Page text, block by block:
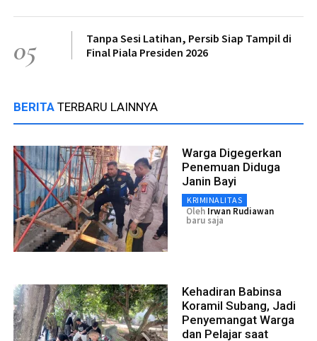
05
Tanpa Sesi Latihan, Persib Siap Tampil di
Final Piala Presiden 2026
BERITA TERBARU LAINNYA
Warga Digegerkan
Penemuan Diduga
Janin Bayi
KRIMINALITAS
Oleh Irwan Rudiawan
baru saja
Kehadiran Babinsa
Koramil Subang, Jadi
Penyemangat Warga
dan Pelajar saat